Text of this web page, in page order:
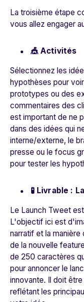
La troisième étape
vous allez engager
🎪 Activités
Sélectionnez les
hypothèses pour
prototypes ou des
commentaires des
est important de ne
dans des idées qui
interne/externe, le
presse ou le focus
pour tester les
🧪 Livrable :
Le Launch Tweet
L'objectif ici est
narratif et la manière
de la nouvelle
de 250 caractères
pour annoncer le
innovante. Il doit
reflétant les